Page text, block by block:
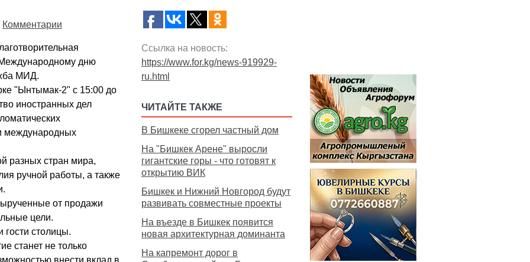
Комментарии
дню
МИД.
"Ынтымак-2" с 15:00 до
иностранных дел
международных
разных стран мира,
ручной работы, а также
от продажи
цели.
гости столицы.
станет не только
Ссылка на новость:
https://www.for.kg/news-919929-
ru.html
ЧИТАЙТЕ ТАКЖЕ
В Бишкеке сгорел частный дом
На "Бишкек Арене" выросли
гигантские горы - что готовят к
открытию ВИК
Бишкек и Нижний Новгород будут
развивать совместные проекты
На въезде в Бишкек появится
новая архитектурная доминанта
На капремонт дорог в